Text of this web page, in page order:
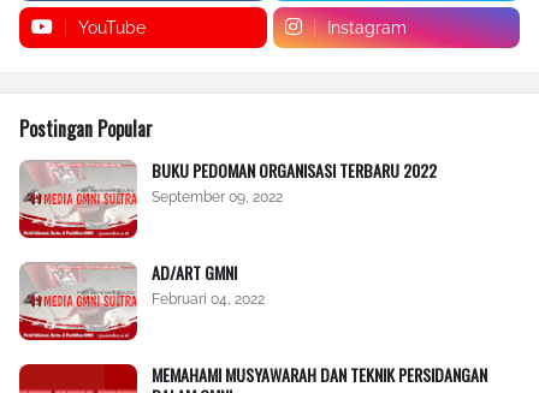
YouTube Instagram
Postingan Popular
BUKU PEDOMAN ORGANISASI TERBARU 2022
September 09, 2022
AD/ART GMNI
Februari 04, 2022
MEMAHAMI MUSYAWARAH DAN TEKNIK PERSIDANGAN